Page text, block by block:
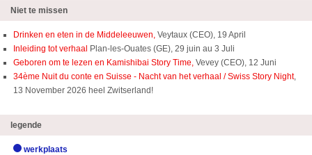
Niet te missen
Drinken en eten in de Middeleeuwen, Veytaux (CEO), 19 April
Inleiding tot verhaal Plan-les-Ouates (GE), 29 juin au 3 Juli
Geboren om te lezen en Kamishibai Story Time, Vevey (CEO), 12 Juni
34ème Nuit du conte en Suisse - Nacht van het verhaal / Swiss Story Night,
13 November 2026 heel Zwitserland!
legende
werkplaats